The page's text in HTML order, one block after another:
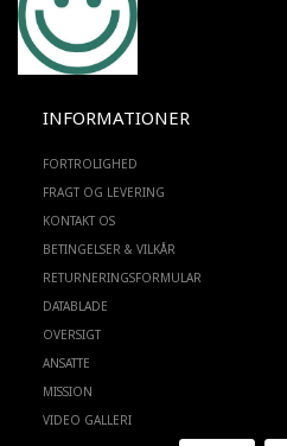
INFORMATIONER
FORTROLIGHED
FRAGT OG LEVERING
KONTAKT OS
BETINGELSER & VILKÅR
RETURNERINGSFORMULAR
DATABLADE
OVERSIGT
ANSATTE
MISSION
VIDEO GALLERI